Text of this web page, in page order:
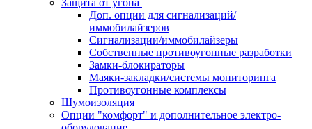
Защита от угона
Доп. опции для сигнализаций/
иммобилайзеров
Сигнализации/иммобилайзеры
Собственные противоугонные разработки
Замки-блокираторы
Маяки-закладки/системы мониторинга
Противоугонные комплексы
Шумоизоляция
Опции "комфорт" и дополнительное электро-